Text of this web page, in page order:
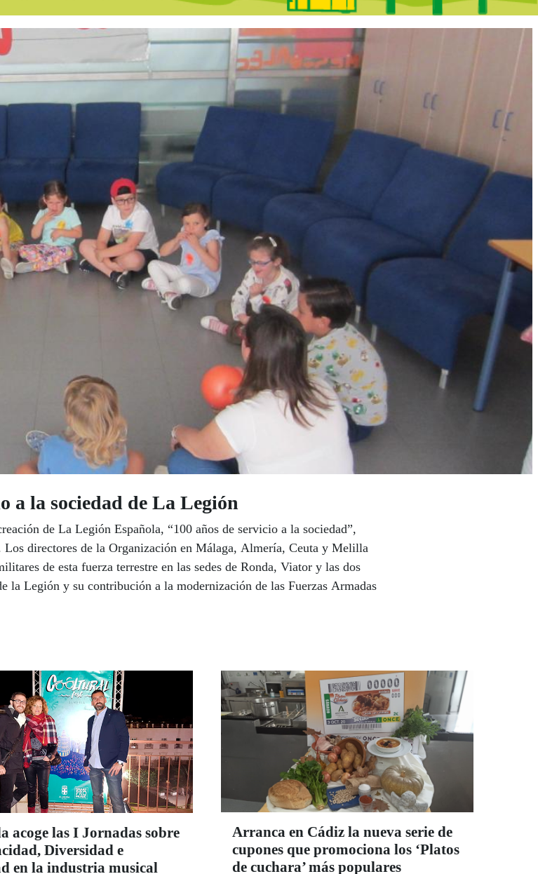
- En Portada
a la sociedad de La Legión
de La Legión Española, “100 años de servicio a la sociedad”,
Los directores de la Organización en Málaga, Almería, Ceuta y Melilla
de esta fuerza terrestre en las sedes de Ronda, Viator y las dos
la Legión y su contribución a la modernización de las Fuerzas Armadas
acoge las I Jornadas sobre
Diversidad e
en la industria musical
Arranca en Cádiz la nueva serie de
cupones que promociona los ‘Platos
de cuchara’ más populares